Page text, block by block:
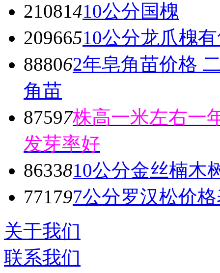
21081410公分国槐
20966510公分龙爪槐
888062年皂角苗价格
角苗
87597株高一米左右一
发芽率好
8633810公分金丝楠木
771797公分罗汉松价
关于我们
联系我们